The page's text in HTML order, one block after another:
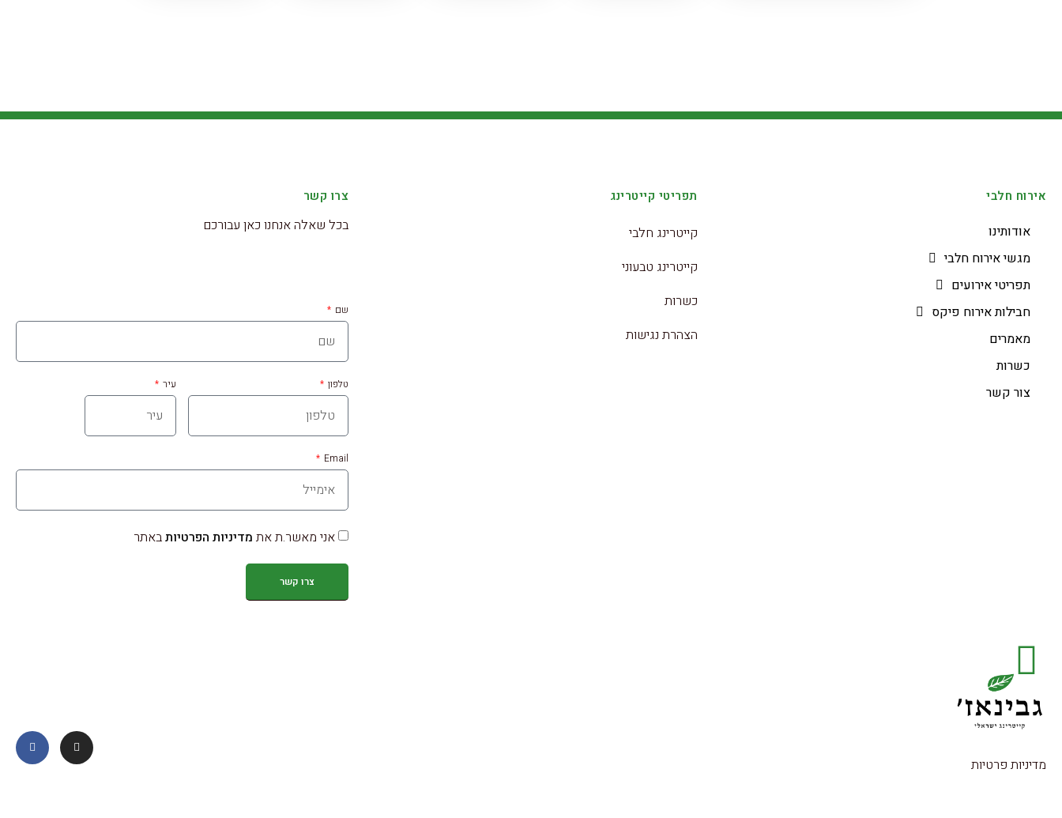
אירוח חלבי
אודותינו
מגשי אירוח חלבי
תפריטי אירועים
חבילות אירוח פיקס
מאמרים
כשרות
צור קשר
תפריטי קייטרינג
קייטרינג חלבי
קייטרינג טבעוני
כשרות
הצהרת נגישות
צרו קשר
בכל שאלה אנחנו כאן עבורכם
שם
טלפון עיר
Email
אני מאשר.ת את מדיניות הפרטיותבאתר
צרו קשר
מדיניות פרטיות